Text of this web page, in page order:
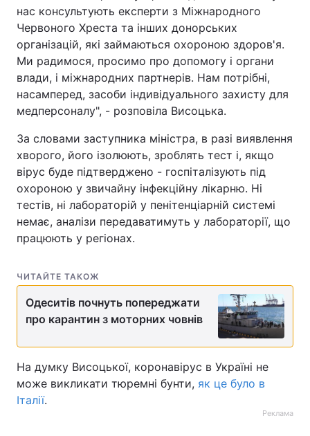
нас консультують експерти з Міжнародного
Червоного Хреста та інших донорських
організацій, які займаються охороною здоров'я.
Ми радимося, просимо про допомогу і органи
влади, і міжнародних партнерів. Нам потрібні,
насамперед, засоби індивідуального захисту для
медперсоналу", - розповіла Висоцька.
За словами заступника міністра, в разі виявлення
хворого, його ізолюють, зроблять тест і, якщо
вірус буде підтверджено - госпіталізують під
охороною у звичайну інфекційну лікарню. Ні
тестів, ні лабораторій у пенітенціарній системі
немає, аналізи передаватимуть у лабораторії, що
працюють у регіонах.
ЧИТАЙТЕ ТАКОЖ
Одеситів почнуть попереджати
про карантин з моторних човнів
На думку Висоцької, коронавірус в Україні не
може викликати тюремні бунти, як це було в
Італії.
Реклама